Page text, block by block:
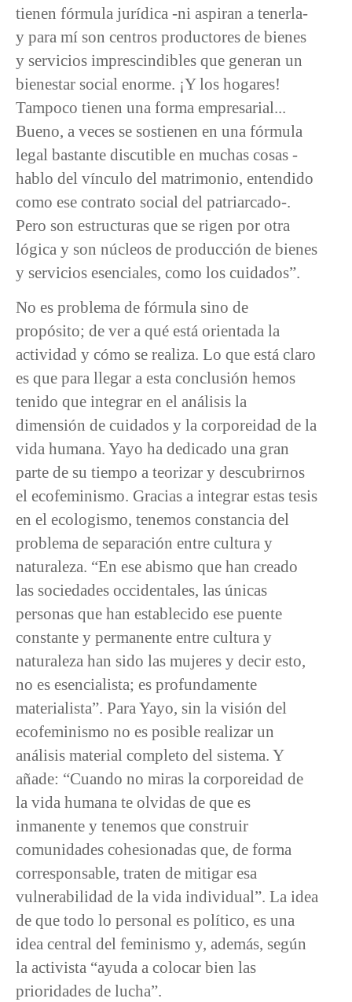
tienen fórmula jurídica -ni aspiran a tenerla-
y para mí son centros productores de bienes
y servicios imprescindibles que generan un
bienestar social enorme. ¡Y los hogares!
Tampoco tienen una forma empresarial...
Bueno, a veces se sostienen en una fórmula
legal bastante discutible en muchas cosas -
hablo del vínculo del matrimonio, entendido
como ese contrato social del patriarcado-.
Pero son estructuras que se rigen por otra
lógica y son núcleos de producción de bienes
y servicios esenciales, como los cuidados”.
No es problema de fórmula sino de
propósito; de ver a qué está orientada la
actividad y cómo se realiza. Lo que está claro
es que para llegar a esta conclusión hemos
tenido que integrar en el análisis la
dimensión de cuidados y la corporeidad de la
vida humana. Yayo ha dedicado una gran
parte de su tiempo a teorizar y descubrirnos
el ecofeminismo. Gracias a integrar estas tesis
en el ecologismo, tenemos constancia del
problema de separación entre cultura y
naturaleza. “En ese abismo que han creado
las sociedades occidentales, las únicas
personas que han establecido ese puente
constante y permanente entre cultura y
naturaleza han sido las mujeres y decir esto,
no es esencialista; es profundamente
materialista”. Para Yayo, sin la visión del
ecofeminismo no es posible realizar un
análisis material completo del sistema. Y
añade: “Cuando no miras la corporeidad de
la vida humana te olvidas de que es
inmanente y tenemos que construir
comunidades cohesionadas que, de forma
corresponsable, traten de mitigar esa
vulnerabilidad de la vida individual”. La idea
de que todo lo personal es político, es una
idea central del feminismo y, además, según
la activista “ayuda a colocar bien las
prioridades de lucha”.